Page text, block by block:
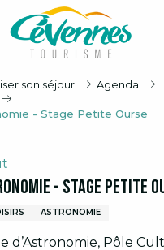
son séjour
Agenda
- Stage Petite Ourse
- Stage Petite
ASTRONOMIE
d’Astronomie, Pôle